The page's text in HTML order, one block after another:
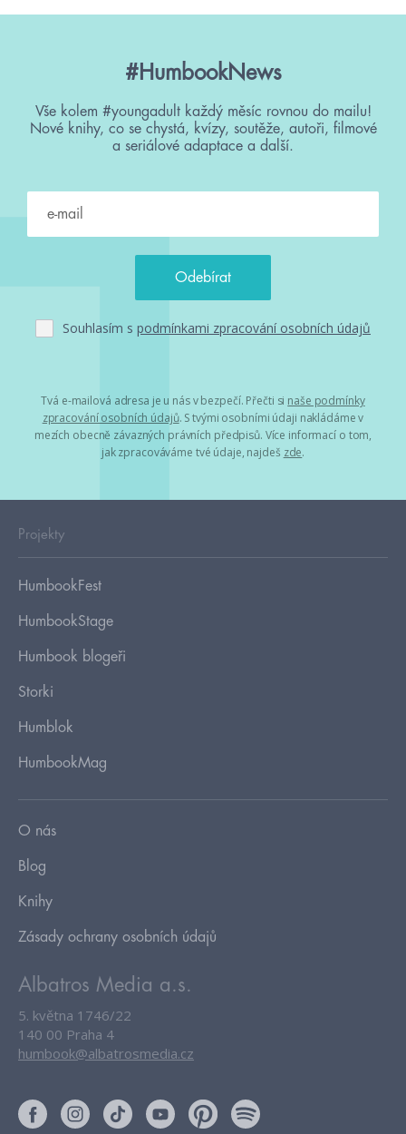
#HumbookNews
Vše kolem #youngadult každý měsíc rovnou do mailu!
Nové knihy, co se chystá, kvízy, soutěže, autoři, filmové
a seriálové adaptace a další.
Souhlasím s podmínkami zpracování osobních údajů
Tvá e-mailová adresa je u nás v bezpečí. Přečti si naše podmínky
zpracování osobních údajů. S tvými osobními údaji nakládáme v
mezích obecně závazných právních předpisů. Více informací o tom,
jak zpracováváme tvé údaje, najdeš zde.
Projekty
HumbookFest
HumbookStage
Humbook blogeři
Storki
Humblok
HumbookMag
O nás
Blog
Knihy
Zásady ochrany osobních údajů
Albatros Media a.s.
5. května 1746/22
140 00 Praha 4
humbook@albatrosmedia.cz